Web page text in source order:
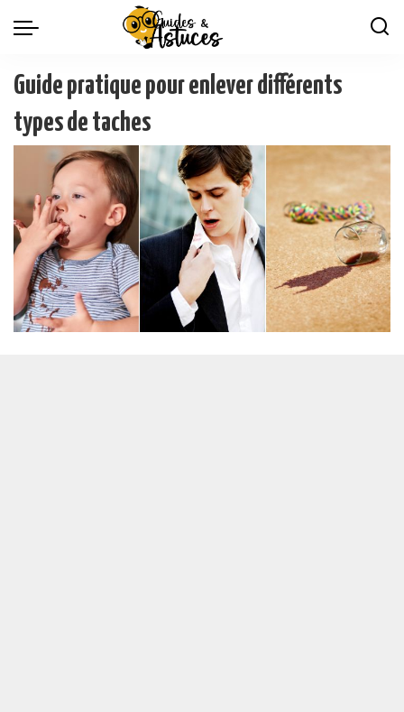
Guide pratique pour enlever différents
types de taches